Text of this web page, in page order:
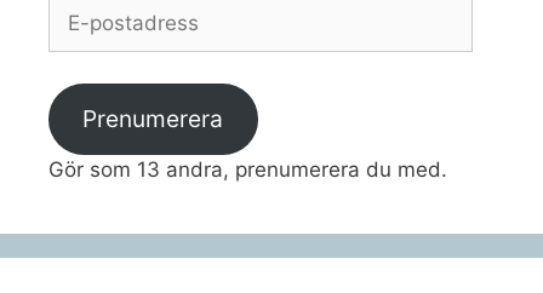
postadress
Prenumerera
Gör som 13 andra, prenumerera du med.